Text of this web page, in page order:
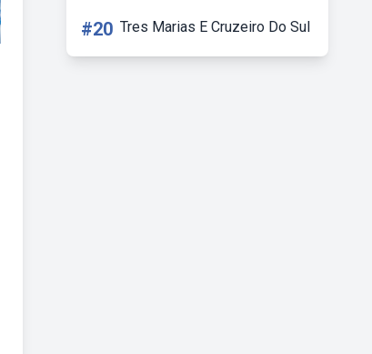
#20 Tres Marias E Cruzeiro Do Sul